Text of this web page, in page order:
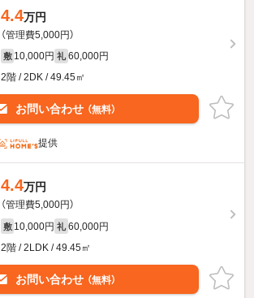
4.4万円
（管理費5,000円）
敷 10,000円 礼 60,000円
2階 / 2DK / 49.45㎡
お問い合わせ （無料）
提供
4.4万円
（管理費5,000円）
敷 10,000円 礼 60,000円
2階 / 2LDK / 49.45㎡
お問い合わせ （無料）